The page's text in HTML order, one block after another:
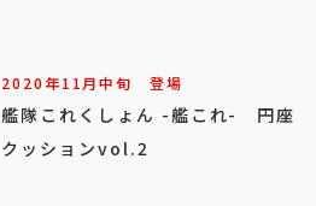
2020年11月中旬 登場
艦隊これくしょん -艦これ- 円座
クッションvol.2